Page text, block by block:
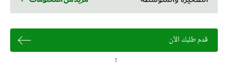
قدم طلبك الآن